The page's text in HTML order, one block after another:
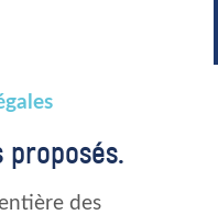
proposés.
des